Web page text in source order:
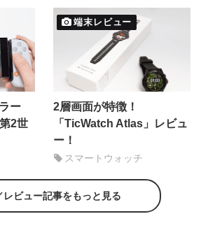
ー
2世
端末レビュー
2層画面が特徴！
「TicWatch Atlas」レビュ
ー！
スマートウォッチ
レビュー記事をもっと見る